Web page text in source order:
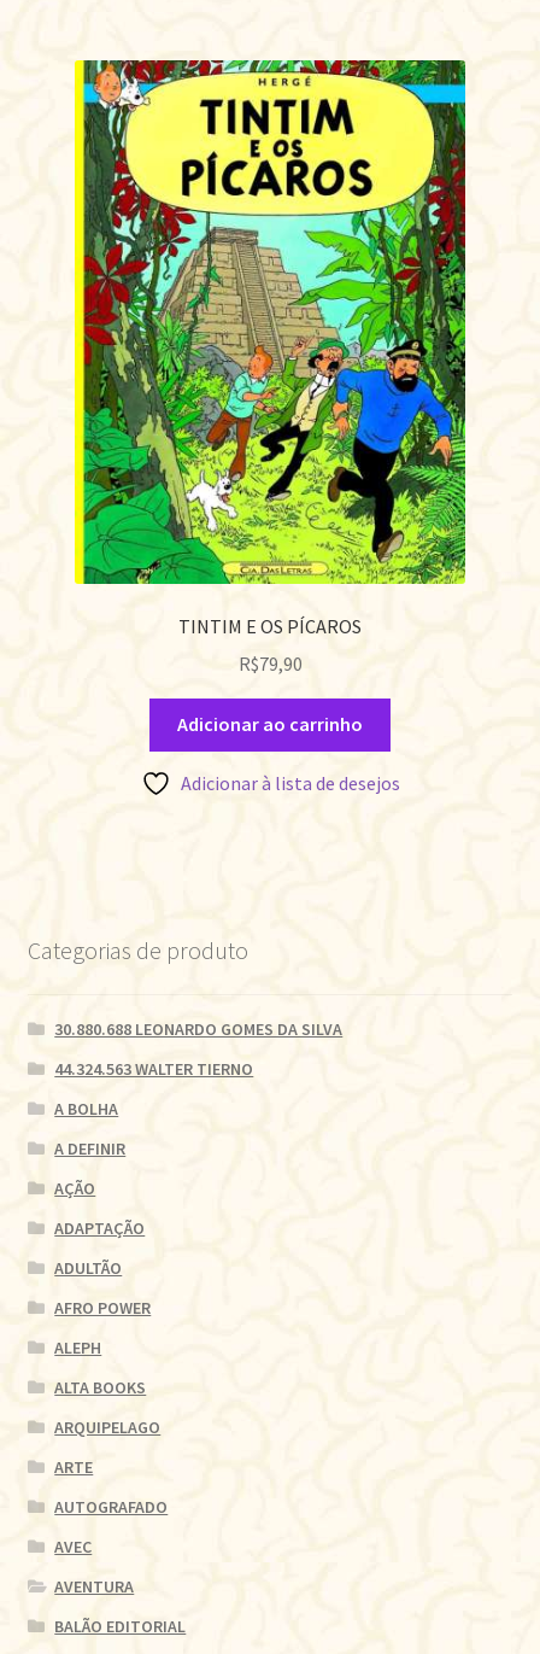
TINTIM E OS PÍCAROS
R$79,90
Adicionar ao carrinho
Adicionar à lista de desejos
Categorias de produto
30.880.688 LEONARDO GOMES DA SILVA
44.324.563 WALTER TIERNO
A BOLHA
A DEFINIR
AÇÃO
ADAPTAÇÃO
ADULTÃO
AFRO POWER
ALEPH
ALTA BOOKS
ARQUIPELAGO
ARTE
AUTOGRAFADO
AVEC
AVENTURA
BALÃO EDITORIAL